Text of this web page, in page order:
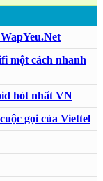
một cách nhanh
hót nhất VN
gọi của Viettel